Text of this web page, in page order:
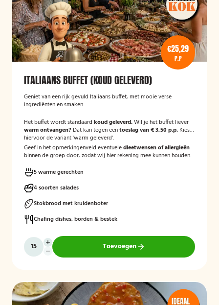
€25,29
P.P
ITALIAANS BUFFET (KOUD GELEVERD)
Geniet van een rijk gevuld Italiaans buffet, met mooie verse
ingrediënten en smaken.
Het buffet wordt standaard koud geleverd.Wil je het buffet liever
warm ontvangen? Dat kan tegen eentoeslag van € 3,50 p.p. Kies
hiervoor de variant 'warm geleverd'.
Geef in het opmerkingenveld eventueledieetwensen of allergieën
binnen de groep door, zodat wij hier rekening mee kunnen houden.
5 warme gerechten
4 soorten salades
Stokbrood met kruidenboter
Chafing dishes, borden & bestek
Toevoegen